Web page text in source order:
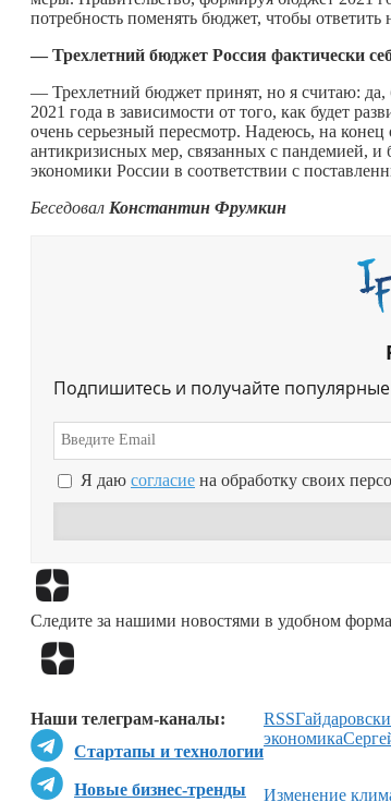
потребность поменять бюджет, чтобы
— Трехлетний бюджет Россия фактически
— Трехлетний бюджет принят, но я считаю:
2021 года в зависимости от того, как будет
очень серьезный пересмотр. Надеюсь, на
антикризисных мер, связанных с пандемией, и
экономики России в соответствии с
Беседовал Константин Фрумкин
Подпишитесь и получайте
Я даю согласие на обработку своих
Следите за нашими новостями в удобном
Наши телеграм-каналы:
Стартапы и технологии
Новые бизнес-тренды
RSS
экономика
Изменение